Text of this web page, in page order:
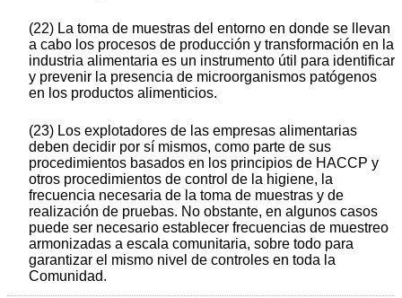
(22) La toma de muestras del entorno en donde se llevan
a cabo los procesos de producción y transformación en la
industria alimentaria es un instrumento útil para identificar
y prevenir la presencia de microorganismos patógenos
en los productos alimenticios.
(23) Los explotadores de las empresas alimentarias
deben decidir por sí mismos, como parte de sus
procedimientos basados en los principios de HACCP y
otros procedimientos de control de la higiene, la
frecuencia necesaria de la toma de muestras y de
realización de pruebas. No obstante, en algunos casos
puede ser necesario establecer frecuencias de muestreo
armonizadas a escala comunitaria, sobre todo para
garantizar el mismo nivel de controles en toda la
Comunidad.